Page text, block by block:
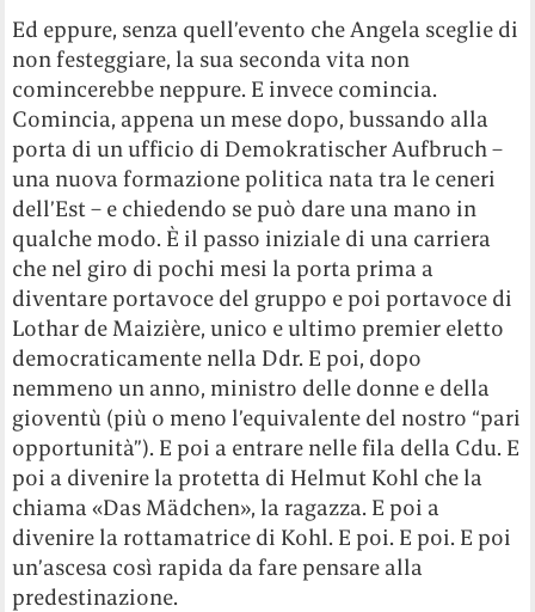
Ed eppure, senza quell’evento che Angela sceglie di
non festeggiare, la sua seconda vita non
comincerebbe neppure. E invece comincia.
Comincia, appena un mese dopo, bussando alla
porta di un ufficio di Demokratischer Aufbruch –
una nuova formazione politica nata tra le ceneri
dell’Est – e chiedendo se può dare una mano in
qualche modo. È il passo iniziale di una carriera
che nel giro di pochi mesi la porta prima a
diventare portavoce del gruppo e poi portavoce di
Lothar de Maizière, unico e ultimo premier eletto
democraticamente nella Ddr. E poi, dopo
nemmeno un anno, ministro delle donne e della
gioventù (più o meno l’equivalente del nostro “pari
opportunità”). E poi a entrare nelle fila della Cdu. E
poi a divenire la protetta di Helmut Kohl che la
chiama «Das Mädchen», la ragazza. E poi a
divenire la rottamatrice di Kohl. E poi. E poi. E poi
un’ascesa così rapida da fare pensare alla
predestinazione.